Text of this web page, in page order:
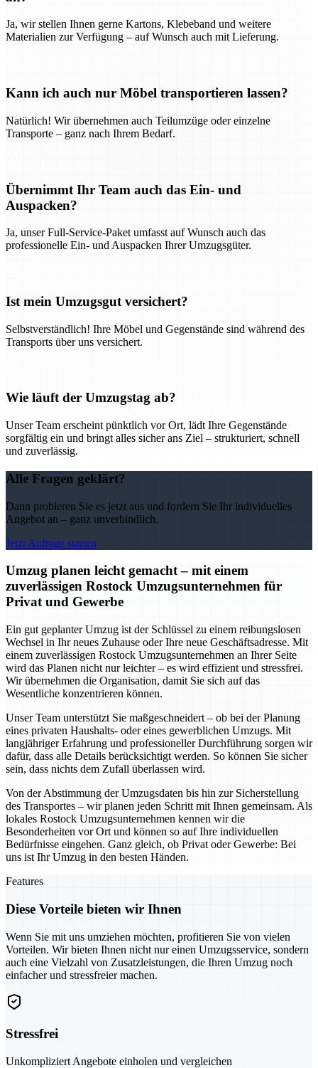
Ja, wir stellen Ihnen gerne Kartons, Klebeband und weitere
Materialien zur Verfügung – auf Wunsch auch mit Lieferung.
Kann ich auch nur Möbel transportieren lassen?
Natürlich! Wir übernehmen auch Teilumzüge oder einzelne
Transporte – ganz nach Ihrem Bedarf.
Übernimmt Ihr Team auch das Ein- und
Auspacken?
Ja, unser Full-Service-Paket umfasst auf Wunsch auch das
professionelle Ein- und Auspacken Ihrer Umzugsgüter.
Ist mein Umzugsgut versichert?
Selbstverständlich! Ihre Möbel und Gegenstände sind während des
Transports über uns versichert.
Wie läuft der Umzugstag ab?
Unser Team erscheint pünktlich vor Ort, lädt Ihre Gegenstände
sorgfältig ein und bringt alles sicher ans Ziel – strukturiert, schnell
und zuverlässig.
Alle Fragen geklärt?
Dann probieren Sie es jetzt aus und fordern Sie Ihr individuelles
Angebot an – ganz unverbindlich.
Jetzt Anfrage starten
Umzug planen leicht gemacht – mit einem
zuverlässigen Rostock Umzugsunternehmen für
Privat und Gewerbe
Ein gut geplanter Umzug ist der Schlüssel zu einem reibungslosen
Wechsel in Ihr neues Zuhause oder Ihre neue Geschäftsadresse. Mit
einem zuverlässigen Rostock Umzugsunternehmen an Ihrer Seite
wird das Planen nicht nur leichter – es wird effizient und stressfrei.
Wir übernehmen die Organisation, damit Sie sich auf das
Wesentliche konzentrieren können.
Unser Team unterstützt Sie maßgeschneidert – ob bei der Planung
eines privaten Haushalts- oder eines gewerblichen Umzugs. Mit
langjähriger Erfahrung und professioneller Durchführung sorgen wir
dafür, dass alle Details berücksichtigt werden. So können Sie sicher
sein, dass nichts dem Zufall überlassen wird.
Von der Abstimmung der Umzugsdaten bis hin zur Sicherstellung
des Transportes – wir planen jeden Schritt mit Ihnen gemeinsam. Als
lokales Rostock Umzugsunternehmen kennen wir die
Besonderheiten vor Ort und können so auf Ihre individuellen
Bedürfnisse eingehen. Ganz gleich, ob Privat oder Gewerbe: Bei
uns ist Ihr Umzug in den besten Händen.
Features
Diese Vorteile bieten wir Ihnen
Wenn Sie mit uns umziehen möchten, profitieren Sie von vielen
Vorteilen. Wir bieten Ihnen nicht nur einen Umzugsservice, sondern
auch eine Vielzahl von Zusatzleistungen, die Ihren Umzug noch
einfacher und stressfreier machen.
Stressfrei
Unkompliziert Angebote einholen und vergleichen